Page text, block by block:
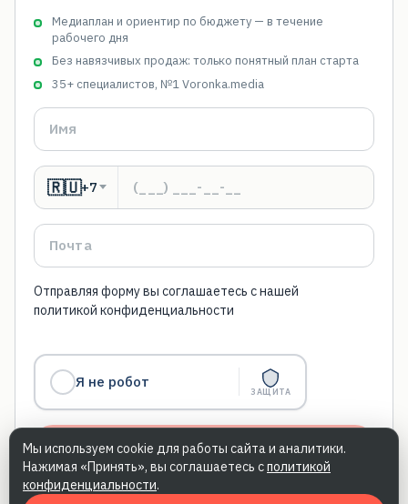
Медиаплан и ориентир по бюджету — в течение
рабочего дня
Без навязчивых продаж: только понятный план старта
35+ специалистов, №1 Voronka.media
🇷🇺+7
Отправляя форму вы соглашаетесь с нашей
политикой конфиденциальности
Я не робот
ЗАЩИТА
Мы используем cookie для работы сайта и аналитики.
Нажимая «Принять», вы соглашаетесь сполитикой
конфиденциальности.